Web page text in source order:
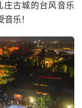
庄古城的台风音乐
乐！